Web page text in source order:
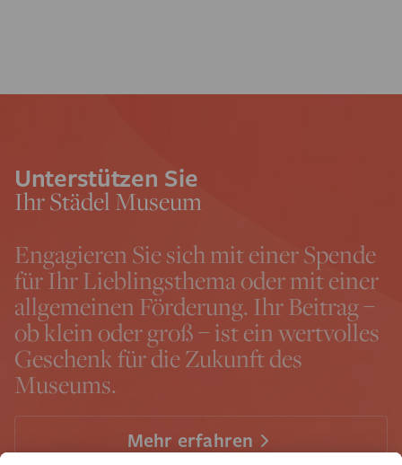
Unterstützen Sie
Ihr Städel Museum
Engagieren Sie sich mit einer Spende
für Ihr Lieblingsthema oder mit einer
allgemeinen Förderung. Ihr Beitrag –
ob klein oder groß – ist ein wertvolles
Geschenk für die Zukunft des
Museums.
Mehr erfahren